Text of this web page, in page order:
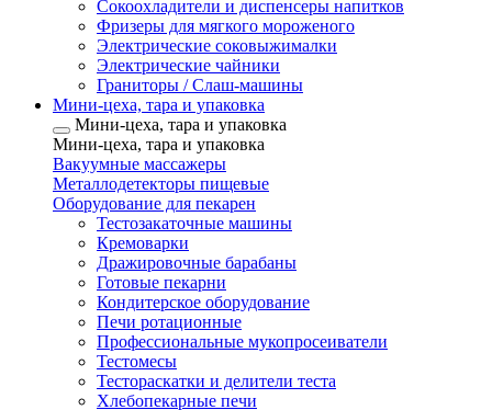
Сокоохладители и диспенсеры напитков
Фризеры для мягкого мороженого
Электрические соковыжималки
Электрические чайники
Граниторы / Слаш-машины
Мини-цеха, тара и упаковка
Мини-цеха, тара и упаковка
Мини-цеха, тара и упаковка
Вакуумные массажеры
Металлодетекторы пищевые
Оборудование для пекарен
Тестозакаточные машины
Кремоварки
Дражировочные барабаны
Готовые пекарни
Кондитерское оборудование
Печи ротационные
Профессиональные мукопросеиватели
Тестомесы
Тестораскатки и делители теста
Хлебопекарные печи